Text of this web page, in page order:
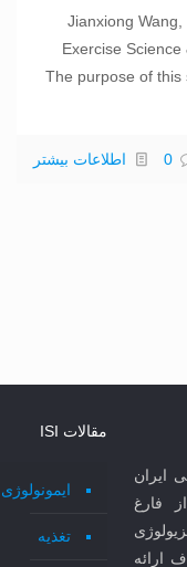
Jianxiong
Exercise
The purpose of this
0 اطلاعات بیشتر
ایران
از فارغ
ارائه
مقالات ISI
ایمونولوژی
تغذیه